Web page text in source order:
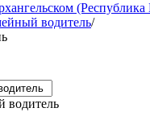
(Республика
водитель/
водитель